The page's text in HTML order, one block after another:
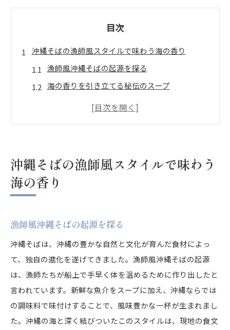
目次
沖縄そばの漁師風スタイルで味わう海の香り
漁師風沖縄そばの起源を探る
海の香りを引き立てる秘伝のスープ
新鮮な魚介類と沖縄そばの絶妙な組み合わせ
漁師の技が光る沖縄そばがもたらす新鮮な感動
漁師の技術が生み出す沖縄そばの魅力
漁師の経験が詰まった一杯の沖縄そば
新鮮な感動を与える沖縄そばの秘密
漁師が伝える沖縄そばの豊かな味わい
沖縄そばにおける漁師の精神とは
海の幸を贅沢に使った沖縄そばの魅力とは
沖縄そばに使われる代表的な魚介類
沖縄そばの漁師風スタイルで味わう
海の香り
漁師風沖縄そばの起源を探る
沖縄そばは、沖縄の豊かな自然と文化が育んだ食材によっ
て、独自の進化を遂げてきました。漁師風沖縄そばの起源
は、漁師たちが船上で手早く体を温めるために作り出したと
言われています。新鮮な魚介をスープに加え、沖縄ならでは
の調味料で味付けすることで、風味豊かな一杯が生まれまし
た。沖縄の海と深く結びついたこのスタイルは、現地の食文